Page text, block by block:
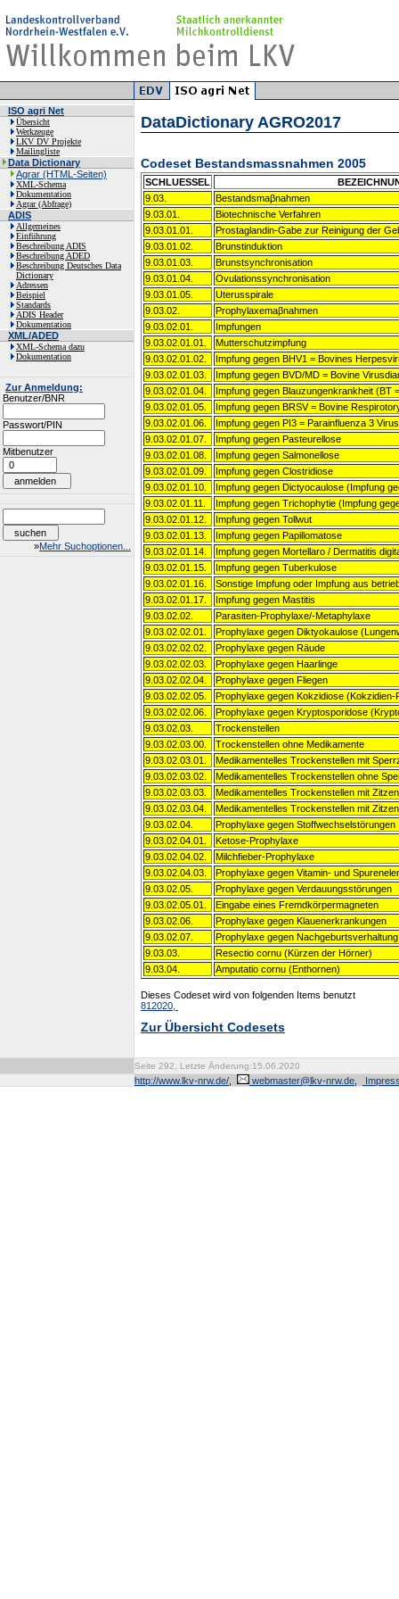
ISO agri Net
Übersicht
Werkzeuge
LKV DV Projekte
Mailingliste
Data Dictionary
Agrar (HTML-Seiten)
XML-Schema
Dokumentation
Agrar (Abfrage)
ADIS
Allgemeines
Einführung
Beschreibung ADIS
Beschreibung ADED
Beschreibung Deutsches Data
Dictionary
Adressen
Beispiel
Standards
ADIS Header
Dokumentation
XML/ADED
XML-Schema dazu
Dokumentation
Zur Anmeldung:
Benutzer/BNR
Passwort/PIN
Mitbenutzer
»Mehr Suchoptionen...
DataDictionary AGRO2017
Codeset Bestandsmassnahmen 2005
SCHLUESSEL
9.03.
Bestandsmaβnahmen
9.03.01.
Biotechnische Verfahren
9.03.01.01.
Prostaglandin-Gabe zur Reinigung der
9.03.01.02.
Brunstinduktion
9.03.01.03.
Brunstsynchronisation
9.03.01.04.
Ovulationssynchronisation
9.03.01.05.
Uterusspirale
9.03.02.
Prophylaxemaβnahmen
9.03.02.01.
Impfungen
9.03.02.01.01.
Mutterschutzimpfung
9.03.02.01.02.
Impfung gegen BHV1 = Bovines
9.03.02.01.03.
Impfung gegen BVD/MD = Bovine
9.03.02.01.04.
Impfung gegen Blauzungenkrankheit (BT
9.03.02.01.05.
Impfung gegen BRSV = Bovine
9.03.02.01.06.
Impfung gegen PI3 = Parainfluenza 3 Virus
9.03.02.01.07.
Impfung gegen Pasteurellose
9.03.02.01.08.
Impfung gegen Salmonellose
9.03.02.01.09.
Impfung gegen Clostridiose
9.03.02.01.10.
Impfung gegen Dictyocaulose (Impfung
9.03.02.01.11.
Impfung gegen Trichophytie (Impfung
9.03.02.01.12.
Impfung gegen Tollwut
9.03.02.01.13.
Impfung gegen Papillomatose
9.03.02.01.14.
Impfung gegen Mortellaro / Dermatitis
9.03.02.01.15.
Impfung gegen Tuberkulose
9.03.02.01.16.
Sonstige Impfung oder Impfung aus
9.03.02.01.17.
Impfung gegen Mastitis
9.03.02.02.
Parasiten-Prophylaxe/-Metaphylaxe
9.03.02.02.01.
Prophylaxe gegen Diktyokaulose
9.03.02.02.02.
Prophylaxe gegen Räude
9.03.02.02.03.
Prophylaxe gegen Haarlinge
9.03.02.02.04.
Prophylaxe gegen Fliegen
9.03.02.02.05.
Prophylaxe gegen Kokzidiose (Kokzidien-
9.03.02.02.06.
Prophylaxe gegen Kryptosporidose
9.03.02.03.
Trockenstellen
9.03.02.03.00.
Trockenstellen ohne Medikamente
9.03.02.03.01.
Medikamentelles Trockenstellen mit
9.03.02.03.02.
Medikamentelles Trockenstellen ohne
9.03.02.03.03.
Medikamentelles Trockenstellen mit
9.03.02.03.04.
Medikamentelles Trockenstellen mit
9.03.02.04.
Prophylaxe gegen Stoffwechselstörungen
9.03.02.04.01.
Ketose-Prophylaxe
9.03.02.04.02.
Milchfieber-Prophylaxe
9.03.02.04.03.
Prophylaxe gegen Vitamin- und
9.03.02.05.
Prophylaxe gegen Verdauungsstörungen
9.03.02.05.01.
Eingabe eines Fremdkörpermagneten
9.03.02.06.
Prophylaxe gegen Klauenerkrankungen
9.03.02.07.
Prophylaxe gegen Nachgeburtsverhaltung
9.03.03.
Resectio cornu (Kürzen der Hörner)
9.03.04.
Amputatio cornu (Enthornen)
Dieses Codeset wird von folgenden Items benutzt
812020,
Zur Übersicht Codesets
Seite 292, Letzte Änderung:15.06.2020
http://www.lkv-nrw.de/ webmaster@lkv-nrw.de